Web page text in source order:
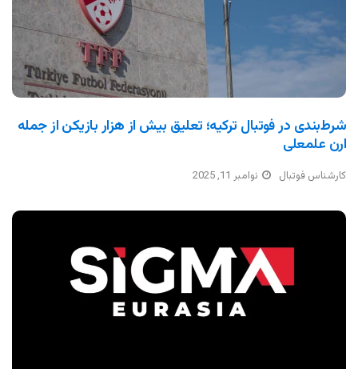
شرط‌بندی در فوتبال ترکیه؛ تعلیق بیش از هزار بازیکن از جمله
ارن علمعلی
کارشناس فوتبال نوامبر 11, 2025